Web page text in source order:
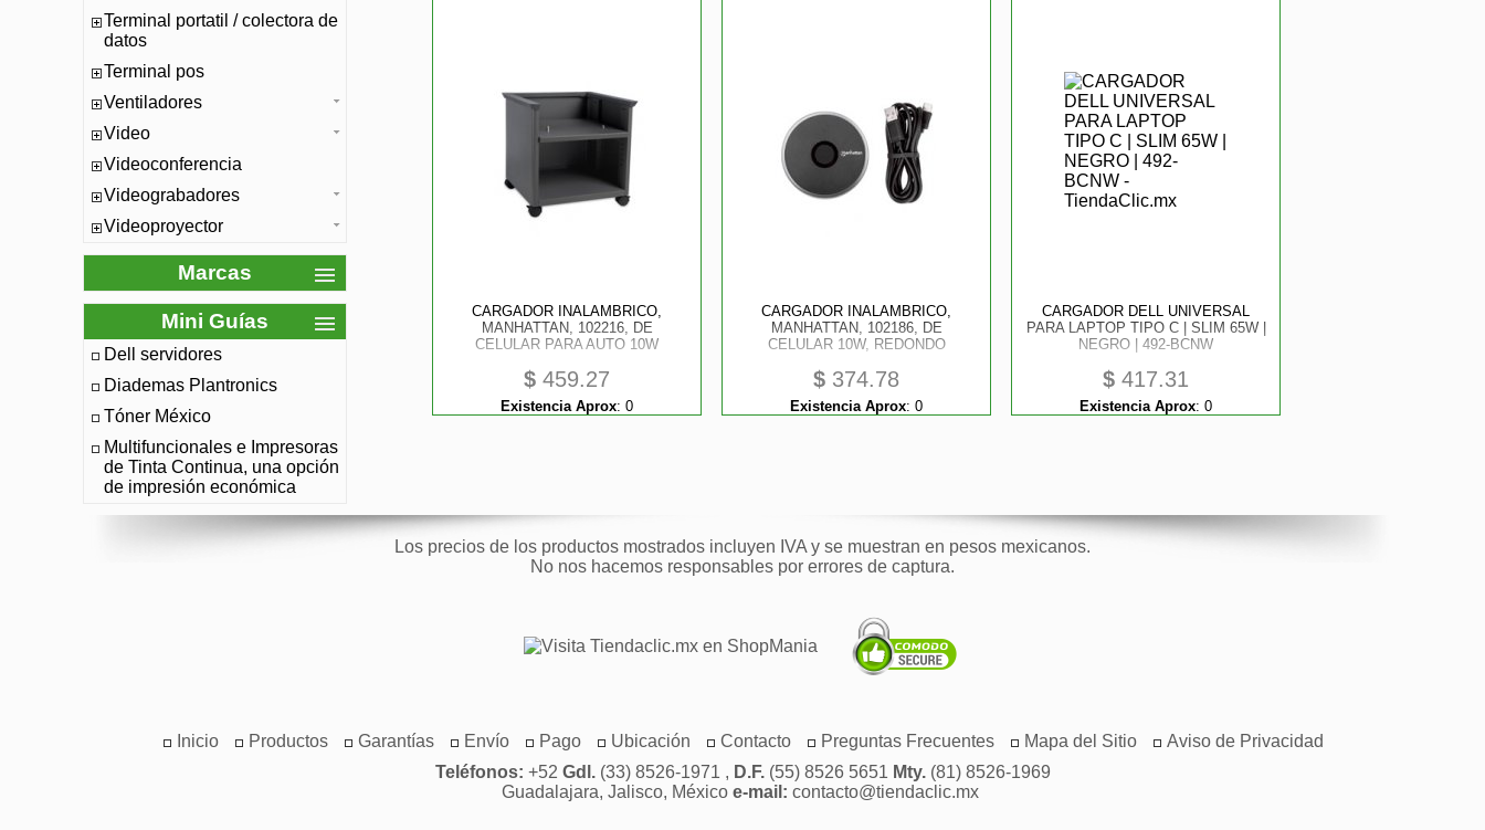
Terminal portatil / colectora de
datos
Terminal pos
Ventiladores
Video
Videoconferencia
Videograbadores
Videoproyector
Marcas
Mini Guías
Dell servidores
Diademas Plantronics
Tóner México
Multifuncionales e Impresoras
de Tinta Continua, una opción
de impresión económica
CARGADOR INALAMBRICO,
MANHATTAN, 102216, DE
CELULAR PARA AUTO 10W
$ 459.27
Existencia Aprox: 0
CARGADOR INALAMBRICO,
MANHATTAN, 102186, DE
CELULAR 10W, REDONDO
$ 374.78
Existencia Aprox: 0
CARGADOR DELL UNIVERSAL
PARA LAPTOP TIPO C | SLIM 65W |
NEGRO | 492-BCNW
$ 417.31
Existencia Aprox: 0
Los precios de los productos mostrados incluyen IVA y se muestran en pesos mexicanos.
No nos hacemos responsables por errores de captura.
Inicio Productos Garantías Envío Pago Ubicación Contacto Preguntas Frecuentes Mapa del Sitio
Aviso de Privacidad
Teléfonos: +52 Gdl.(33) 8526-1971 , D.F.(55) 8526 5651 Mty.(81) 8526-1969
Guadalajara, Jalisco, México e-mail: contacto@tiendaclic.mx